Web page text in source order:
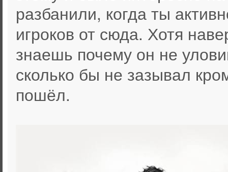
разбанили, когда ты
игроков от сюда. Хотя
знаешь почему он не
сколько бы не зазывал
пошёл.